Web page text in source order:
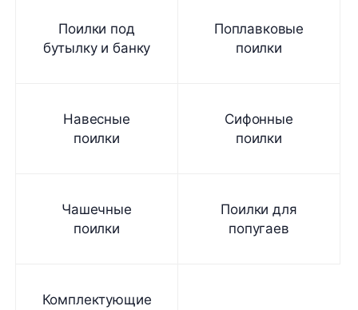
Поилки под
бутылку и банку
Поплавковые
поилки
Навесные
поилки
Сифонные
поилки
Чашечные
поилки
Поилки для
попугаев
Комплектующие